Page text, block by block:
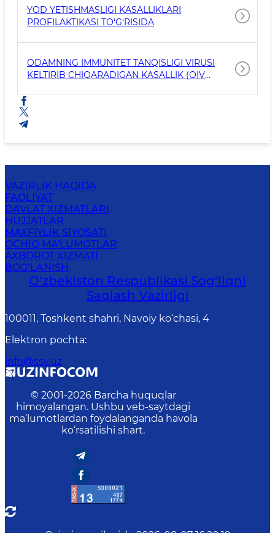
YOD YETISHMASLIGI KASALLIKLARI
PROFILAKTIKASI TO‘G‘RISIDA
ODAMNING IMMUNITET TANQISLIGI VIRUSI
KELTIRIB CHIQARADIGAN KASALLIK (OIV
VAZIRLIK HAQIDA
FAOLIYAT
DAVLAT XIZMATLARI
HUJJATLAR
MAXFIYLIK SIYOSATI
OCHIQ MA'LUMOTLAR
AXBOROT XIZMATI
BOG‘LANISH
O‘zbеkistоn Rеspublikаsi Sоg‘liqni
Saqlash Vаzirligi
100011, Toshkent shahri, Navoiy ko‘chаsi, 4
Elektron pochta:
info@ssv.uz
© 2001-2026 Barcha huquqlar
himoyalangan. Ushbu veb-saytdagi
ma’lumotlardan foydalanganda havola
ko‘rsatilishi shart.